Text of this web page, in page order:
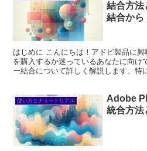
結合方法
結合から
はじめに こんにちは！アドビ製品に
を購入するか迷っているあなたに向け
ー結合について詳しく解説します。特
使い方とチュートリアル
Adobe
統合方法